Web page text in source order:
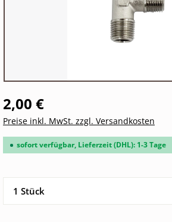
2,00 €
Preise inkl. MwSt. zzgl. Versandkosten
sofort verfügbar, Lieferzeit (DHL): 1-3 Tage
Produkt Anzahl: Gib den